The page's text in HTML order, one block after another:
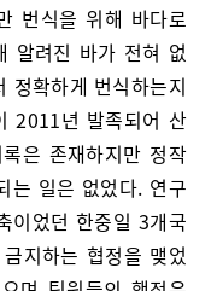
번식을 위해 바다로
알려진 바가 전혀 없
정확하게 번식하는지
2011년 발족되어 산
은 존재하지만 정작
는 일은 없었다. 연구
이었던 한중일 3개국
지하는 협정을 맺었